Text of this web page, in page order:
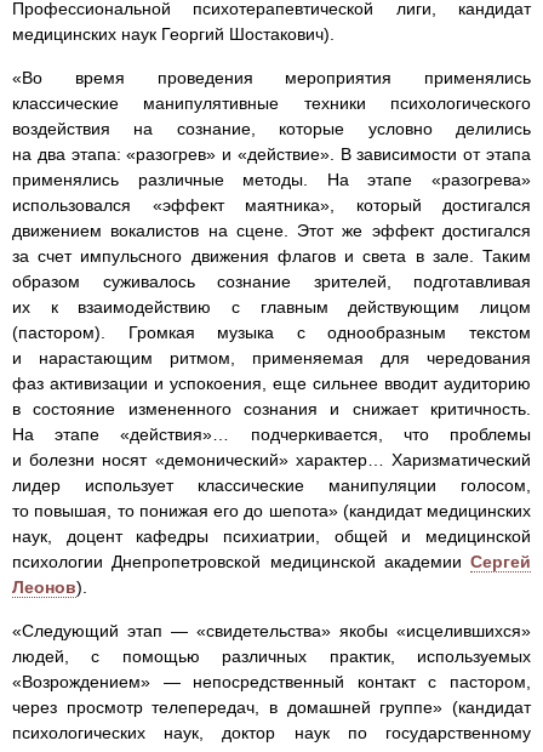
Профессиональной психотерапевтической лиги, кандидат
медицинских наук Георгий Шостакович).
«Во время проведения мероприятия применялись
классические манипулятивные техники психологического
воздействия на сознание, которые условно делились
на два этапа: «разогрев» и «действие». В зависимости от этапа
применялись различные методы. На этапе «разогрева»
использовался «эффект маятника», который достигался
движением вокалистов на сцене. Этот же эффект достигался
за счет импульсного движения флагов и света в зале. Таким
образом суживалось сознание зрителей, подготавливая
их к взаимодействию с главным действующим лицом
(пастором). Громкая музыка с однообразным текстом
и нарастающим ритмом, применяемая для чередования
фаз активизации и успокоения, еще сильнее вводит аудиторию
в состояние измененного сознания и снижает критичность.
На этапе «действия»… подчеркивается, что проблемы
и болезни носят «демонический» характер… Харизматический
лидер использует классические манипуляции голосом,
то повышая, то понижая его до шепота» (кандидат медицинских
наук, доцент кафедры психиатрии, общей и медицинской
психологии Днепропетровской медицинской академии Сергей
Леонов).
«Следующий этап — «свидетельства» якобы «исцелившихся»
людей, с помощью различных практик, используемых
«Возрождением» — непосредственный контакт с пастором,
через просмотр телепередач, в домашней группе» (кандидат
психологических наук, доктор наук по государственному